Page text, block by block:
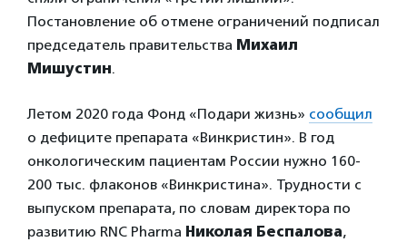
Постановление об отмене ограничений подписал
председатель правительства Михаил
Мишустин.
Летом 2020 года Фонд «Подари жизнь» сообщил
о дефиците препарата «Винкристин». В год
онкологическим пациентам России нужно 160-
200 тыс. флаконов «Винкристина». Трудности с
выпуском препарата, по словам директора по
развитию RNC Pharma Николая Беспалова,